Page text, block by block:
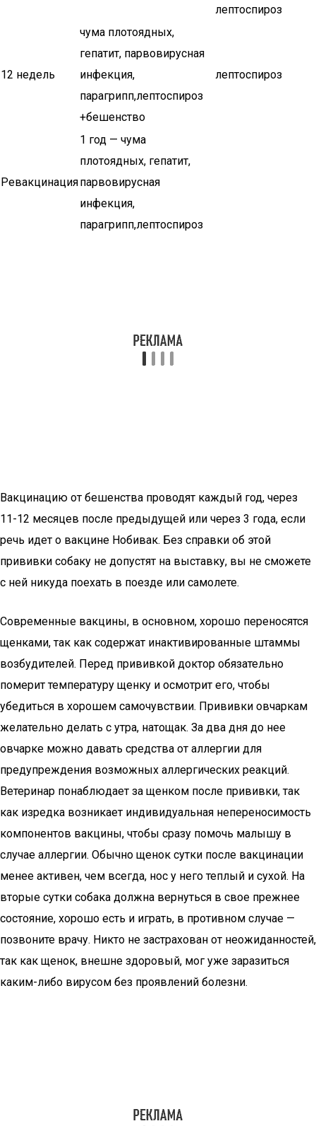
лептоспироз
12 недель
чума плотоядных,
гепатит, парвовирусная
инфекция,
парагрипп,лептоспироз
+бешенство
лептоспироз
Ревакцинация
1 год — чума
плотоядных, гепатит,
парвовирусная
инфекция,
парагрипп,лептоспироз
Вакцинацию от бешенства проводят каждый год, через
11-12 месяцев после предыдущей или через 3 года, если
речь идет о вакцине Нобивак. Без справки об этой
прививки собаку не допустят на выставку, вы не сможете
с ней никуда поехать в поезде или самолете.
Современные вакцины, в основном, хорошо переносятся
щенками, так как содержат инактивированные штаммы
возбудителей. Перед прививкой доктор обязательно
померит температуру щенку и осмотрит его, чтобы
убедиться в хорошем самочувствии. Прививки овчаркам
желательно делать с утра, натощак. За два дня до нее
овчарке можно давать средства от аллергии для
предупреждения возможных аллергических реакций.
Ветеринар понаблюдает за щенком после прививки, так
как изредка возникает индивидуальная непереносимость
компонентов вакцины, чтобы сразу помочь малышу в
случае аллергии. Обычно щенок сутки после вакцинации
менее активен, чем всегда, нос у него теплый и сухой. На
вторые сутки собака должна вернуться в свое прежнее
состояние, хорошо есть и играть, в противном случае —
позвоните врачу. Никто не застрахован от неожиданностей,
так как щенок, внешне здоровый, мог уже заразиться
каким-либо вирусом без проявлений болезни.